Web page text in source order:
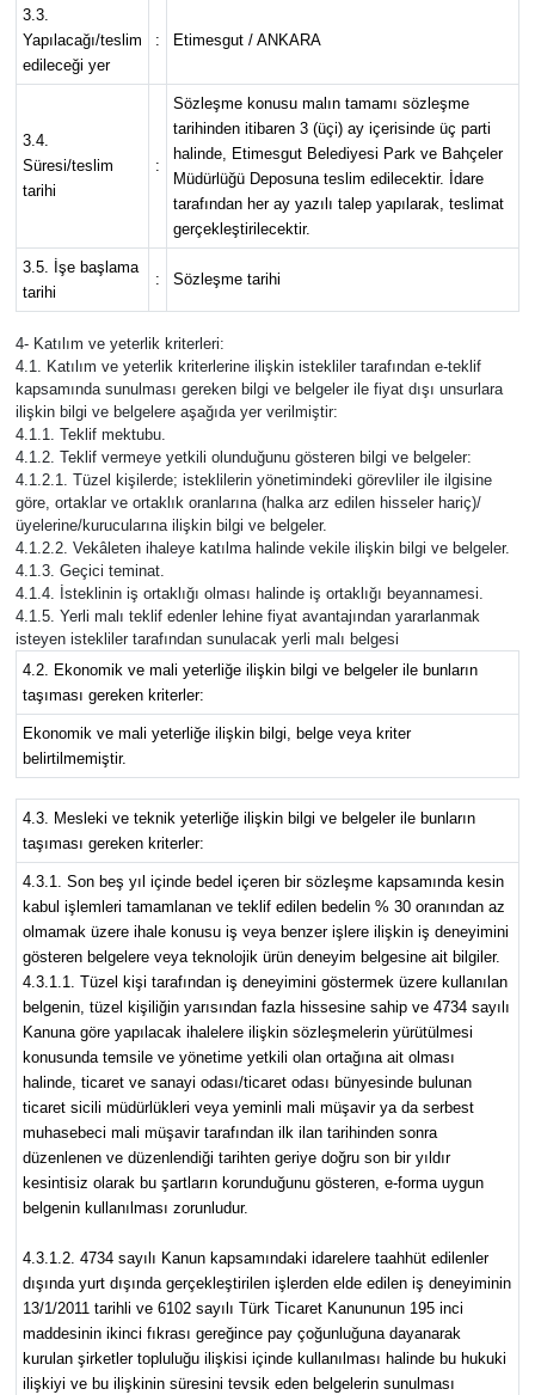
3.3.
Yapılacağı/teslim
edileceği yer
: Etimesgut / ANKARA
3.4.
Süresi/teslim
tarihi
:
Sözleşme konusu malın tamamı sözleşme
tarihinden itibaren 3 (üçi) ay içerisinde üç parti
halinde, Etimesgut Belediyesi Park ve Bahçeler
Müdürlüğü Deposuna teslim edilecektir. İdare
tarafından her ay yazılı talep yapılarak, teslimat
gerçekleştirilecektir.
3.5. İşe başlama
tarihi
: Sözleşme tarihi
4- Katılım ve yeterlik kriterleri:
4.1. Katılım ve yeterlik kriterlerine ilişkin istekliler tarafından e-teklif
kapsamında sunulması gereken bilgi ve belgeler ile fiyat dışı unsurlara
ilişkin bilgi ve belgelere aşağıda yer verilmiştir:
4.1.1. Teklif mektubu.
4.1.2. Teklif vermeye yetkili olunduğunu gösteren bilgi ve belgeler:
4.1.2.1. Tüzel kişilerde; isteklilerin yönetimindeki görevliler ile ilgisine
göre, ortaklar ve ortaklık oranlarına (halka arz edilen hisseler hariç)/
üyelerine/kurucularına ilişkin bilgi ve belgeler.
4.1.2.2. Vekâleten ihaleye katılma halinde vekile ilişkin bilgi ve belgeler.
4.1.3. Geçici teminat.
4.1.4. İsteklinin iş ortaklığı olması halinde iş ortaklığı beyannamesi.
4.1.5. Yerli malı teklif edenler lehine fiyat avantajından yararlanmak
isteyen istekliler tarafından sunulacak yerli malı belgesi
4.2. Ekonomik ve mali yeterliğe ilişkin bilgi ve belgeler ile bunların
taşıması gereken kriterler:
Ekonomik ve mali yeterliğe ilişkin bilgi, belge veya kriter
belirtilmemiştir.
4.3. Mesleki ve teknik yeterliğe ilişkin bilgi ve belgeler ile bunların
taşıması gereken kriterler:
4.3.1. Son beş yıl içinde bedel içeren bir sözleşme kapsamında kesin
kabul işlemleri tamamlanan ve teklif edilen bedelin % 30 oranından az
olmamak üzere ihale konusu iş veya benzer işlere ilişkin iş deneyimini
gösteren belgelere veya teknolojik ürün deneyim belgesine ait bilgiler.
4.3.1.1. Tüzel kişi tarafından iş deneyimini göstermek üzere kullanılan
belgenin, tüzel kişiliğin yarısından fazla hissesine sahip ve 4734 sayılı
Kanuna göre yapılacak ihalelere ilişkin sözleşmelerin yürütülmesi
konusunda temsile ve yönetime yetkili olan ortağına ait olması
halinde, ticaret ve sanayi odası/ticaret odası bünyesinde bulunan
ticaret sicili müdürlükleri veya yeminli mali müşavir ya da serbest
muhasebeci mali müşavir tarafından ilk ilan tarihinden sonra
düzenlenen ve düzenlendiği tarihten geriye doğru son bir yıldır
kesintisiz olarak bu şartların korunduğunu gösteren, e-forma uygun
belgenin kullanılması zorunludur.
4.3.1.2. 4734 sayılı Kanun kapsamındaki idarelere taahhüt edilenler
dışında yurt dışında gerçekleştirilen işlerden elde edilen iş deneyiminin
13/1/2011 tarihli ve 6102 sayılı Türk Ticaret Kanununun 195 inci
maddesinin ikinci fıkrası gereğince pay çoğunluğuna dayanarak
kurulan şirketler topluluğu ilişkisi içinde kullanılması halinde bu hukuki
ilişkiyi ve bu ilişkinin süresini tevsik eden belgelerin sunulması